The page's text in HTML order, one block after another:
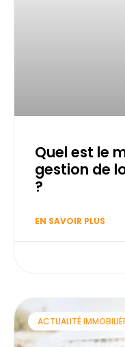
Quel est le
gestion de
?
EN SAVOIR PLUS
ACTUALITÉ